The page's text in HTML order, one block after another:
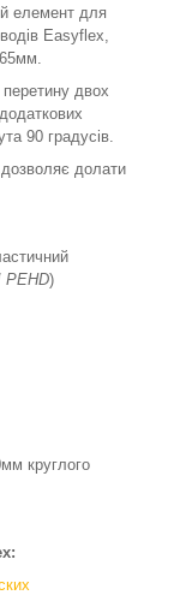
елемент для
Easyflex,
перетину двох
90 градусів.
долати
PEHD)
круглого